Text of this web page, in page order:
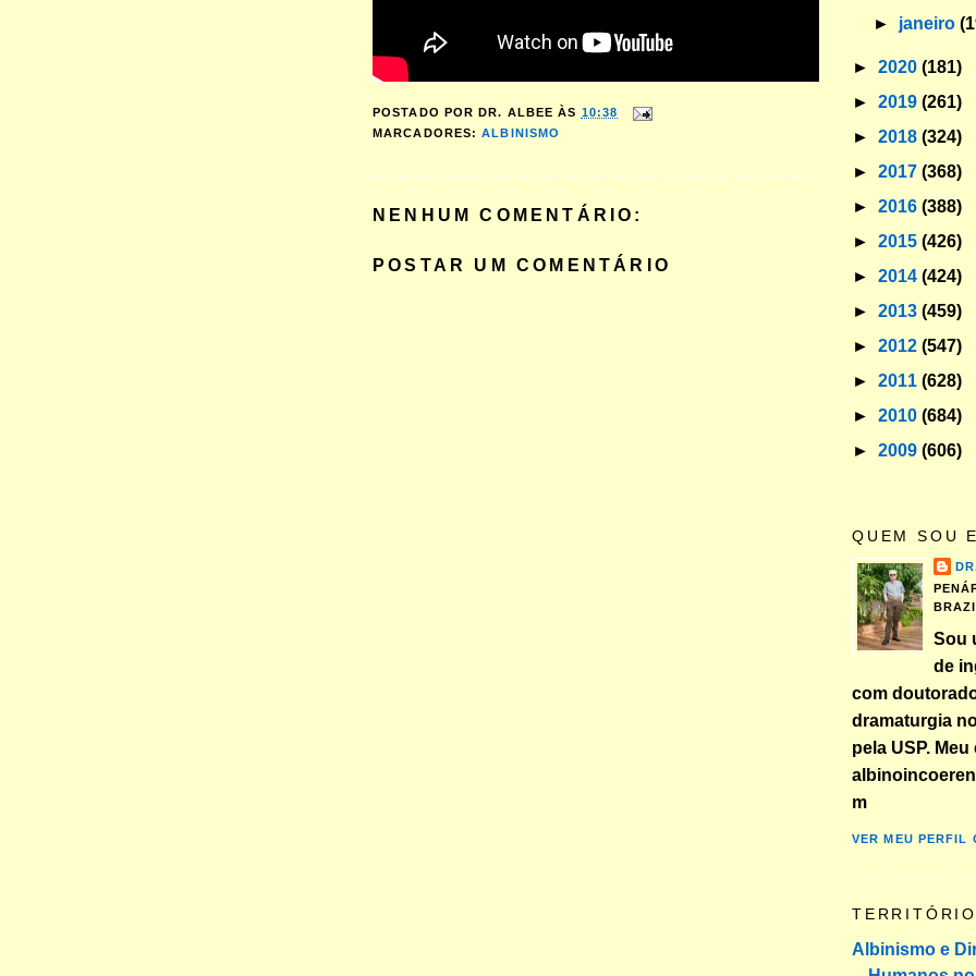
POSTADO POR DR. ALBEE ÀS 10:38
MARCADORES:ALBINISMO
NENHUM COMENTÁRIO:
POSTAR UM COMENTÁRIO
► janeiro
► 2020 (181)
► 2019 (261)
► 2018 (324)
► 2017 (368)
► 2016 (388)
► 2015 (426)
► 2014 (424)
► 2013 (459)
► 2012 (547)
► 2011 (628)
► 2010 (684)
► 2009 (606)
QUEM SOU
Sou
de
com
dramaturgia
pela USP. Meu
m
VER MEU PERFIL
Albinismo e